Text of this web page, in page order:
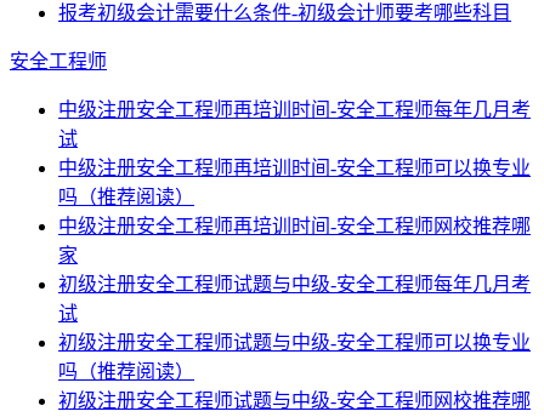
报考初级会计需要什么条件-初级会计师要考哪些科目
安全工程师
中级注册安全工程师再培训时间-安全工程师每年几月考
试
中级注册安全工程师再培训时间-安全工程师可以换专业
吗（推荐阅读）
中级注册安全工程师再培训时间-安全工程师网校推荐哪
家
初级注册安全工程师试题与中级-安全工程师每年几月考
试
初级注册安全工程师试题与中级-安全工程师可以换专业
吗（推荐阅读）
初级注册安全工程师试题与中级-安全工程师网校推荐哪